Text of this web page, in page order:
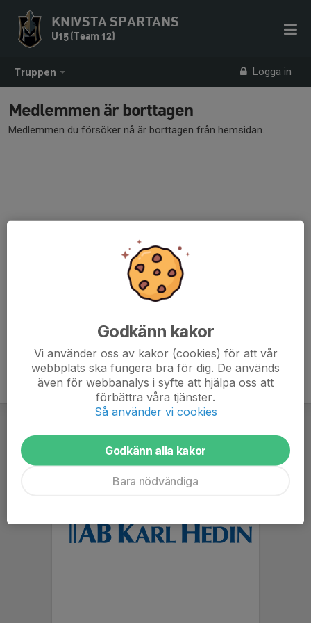
Truppen Logga in
KNIVSTA SPARTANS
U15 (Team 12)
Medlemmen är borttagen
Medlemmen du försöker nå är borttagen från hemsidan.
Godkänn kakor
Vi använder oss av kakor (cookies) för att vår
webbplats ska fungera bra för dig. De används
även för webbanalys i syfte att hjälpa oss att
förbättra våra tjänster.
Så använder vi cookies
Godkänn alla kakor
Bara nödvändiga